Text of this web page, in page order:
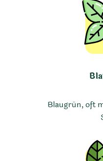
Blaugrün, oft